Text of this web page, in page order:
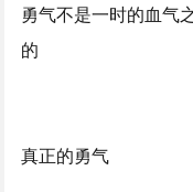
勇气不是一时的血气
的
真正的勇气